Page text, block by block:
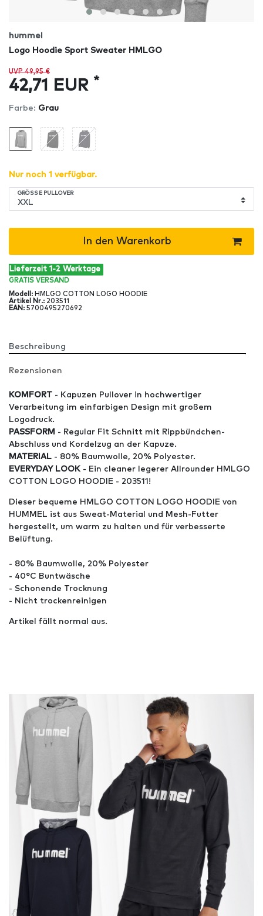
hummel
Logo Hoodie Sport Sweater HMLGO
UVP 49,95 €
42,71 EUR *
Farbe: Grau
Nur noch 1 verfügbar.
GRÖSSE PULLOVER
In den Warenkorb
Lieferzeit 1-2 Werktage
GRATIS VERSAND
Modell : HMLGO COTTON LOGO HOODIE
Artikel Nr.: 203511
EAN : 5700495270692
Beschreibung
Rezensionen
KOMFORT - Kapuzen Pullover in hochwertiger
Verarbeitung im einfarbigen Design mit großem
Logodruck.
PASSFORM - Regular Fit Schnitt mit Rippbündchen-
Abschluss und Kordelzug an der Kapuze.
MATERIAL - 80% Baumwolle, 20% Polyester.
EVERYDAY LOOK - Ein cleaner legerer Allrounder HMLGO
COTTON LOGO HOODIE - 203511!
Dieser bequeme HMLGO COTTON LOGO HOODIE von
HUMMEL ist aus Sweat-Material und Mesh-Futter
hergestellt, um warm zu halten und für verbesserte
Belüftung.
- 80% Baumwolle, 20% Polyester
- 40°C Buntwäsche
- Schonende Trocknung
- Nicht trockenreinigen
Artikel fällt normal aus.